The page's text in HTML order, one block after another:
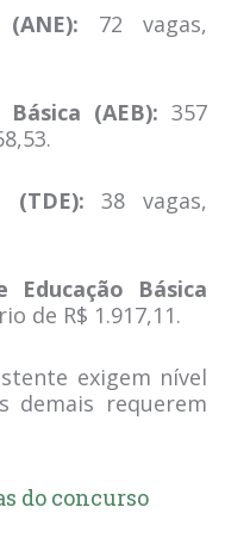
72 vagas,
(AEB): 357
(TDE): 38 vagas,
Educação Básica
de R$ 1.917,11.
exigem nível
demais requerem
do concurso